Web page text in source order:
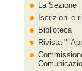
La Sezione
Iscrizioni e
Biblioteca
Rivista